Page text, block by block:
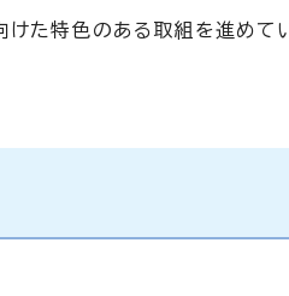
けた特色のある取組を進めて